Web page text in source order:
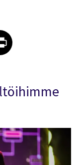
on Print